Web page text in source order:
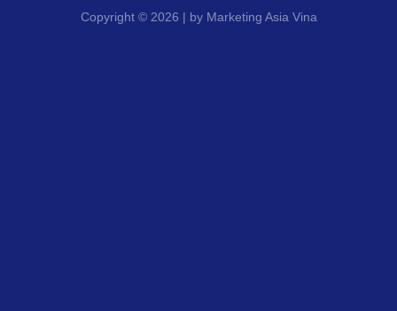
Copyright © 2026 | by Marketing Asia Vina